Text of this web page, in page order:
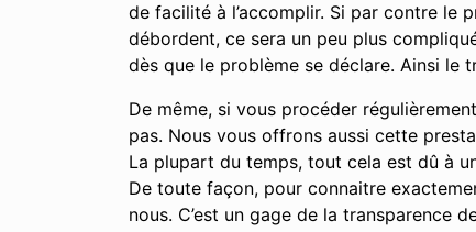
de facilité à l’accomplir. Si par contre le
débordent, ce sera un peu plus
dès que le problème se déclare. Ainsi le
De même, si vous procéder
pas. Nous vous offrons aussi cette
La plupart du temps, tout cela est dû à
De toute façon, pour connaitre
nous. C’est un gage de la transparence